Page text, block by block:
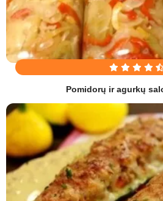
Pomidorų ir agurkų